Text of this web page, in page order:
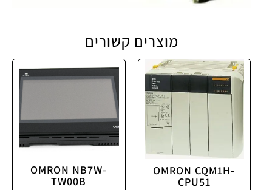
מוצרים קשורים
OMRON CQM1H-
CPU51
OMRON NB7W-
TW00B